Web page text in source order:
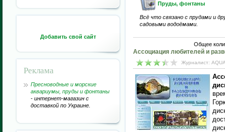
Добавить свой сайт
Реклама
Пресноводные и морские
аквариумы, пруды и фонтаны
- интернет-магазин с
доставкой по Украине.
Пруды, фонтаны
Всё что связано с прудами и
садовыми водоёмами.
Общее
Ассоциация любителей и
Журналист: